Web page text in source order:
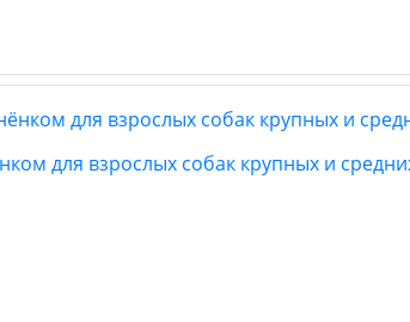
для взрослых собак крупных и